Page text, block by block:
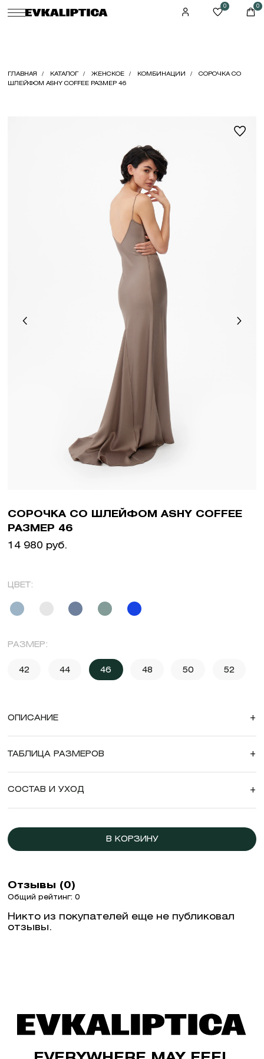
0 0
ГЛАВНАЯ КАТАЛОГ ЖЕНСКОЕ КОМБИНАЦИИ
СОРОЧКА СО
ШЛЕЙФОМ ASHY COFFEE РАЗМЕР 46
СОРОЧКА СО ШЛЕЙФОМ ASHY COFFEE
РАЗМЕР 46
14 980 руб.
ЦВЕТ:
РАЗМЕР:
42 44 46 48 50 52
ОПИСАНИЕ +
ТАБЛИЦА РАЗМЕРОВ +
СОСТАВ И УХОД +
В КОРЗИНУ
Отзывы (0)
Общий рейтинг: 0
Никто из покупателей еще не публиковал
отзывы.